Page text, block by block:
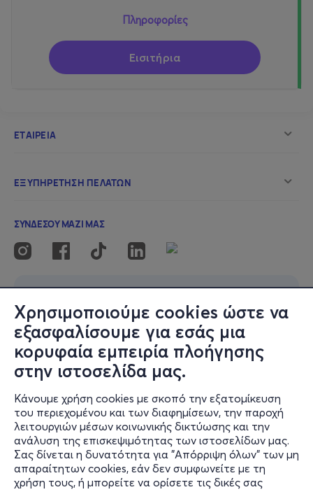
Χρησιμοποιούμε cookies ώστε να
εξασφαλίσουμε για εσάς μια
κορυφαία εμπειρία πλοήγησης
στην ιστοσελίδα μας.
Κάνουμε χρήση cookies με σκοπό την εξατομίκευση
του περιεχομένου και των διαφημίσεων, την παροχή
λειτουργιών μέσων κοινωνικής δικτύωσης και την
ανάλυση της επισκεψιμότητας των ιστοσελίδων μας.
Σας δίνεται η δυνατότητα για "Απόρριψη όλων" των μη
απαραίτητων cookies, εάν δεν συμφωνείτε με τη
χρήση τους, ή μπορείτε να ορίσετε τις δικές σας
Πληροφορίες
Εισιτήρια